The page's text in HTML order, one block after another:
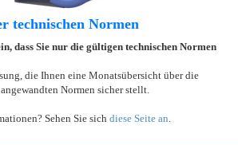
technischen Normen
dass Sie nur die gültigen technischen Normen
die Ihnen eine Monatsübersicht über die
Normen sicher stellt.
Sehen Sie sich diese Seite an